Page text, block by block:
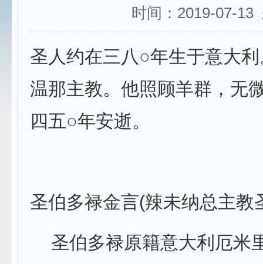
时间：2019-07-
圣人约在三八○年生于意大
温那主教。他照顾羊群，无
四五○年安逝。
圣伯多禄金言(辣未纳总主教
圣伯多禄原籍意大利厄米